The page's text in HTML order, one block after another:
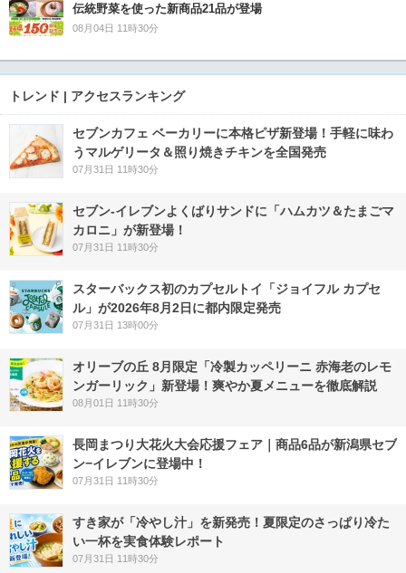
伝統野菜を使った新商品21品が登場
08月04日 11時30分
トレンド | アクセスランキング
セブンカフェ ベーカリーに本格ピザ新登場！手軽に味わ
うマルゲリータ＆照り焼きチキンを全国発売
07月31日 11時30分
セブン‐イレブンよくばりサンドに「ハムカツ＆たまごマ
カロニ」が新登場！
07月31日 11時30分
スターバックス初のカプセルトイ「ジョイフル カプセ
ル」が2026年8月2日に都内限定発売
07月31日 13時00分
オリーブの丘 8月限定「冷製カッペリーニ 赤海老のレモ
ンガーリック」新登場！爽やか夏メニューを徹底解説
08月01日 11時30分
長岡まつり大花火大会応援フェア｜商品6品が新潟県セブ
ン−イレブンに登場中！
07月31日 11時30分
すき家が「冷やし汁」を新発売！夏限定のさっぱり冷た
い一杯を実食体験レポート
07月31日 11時30分